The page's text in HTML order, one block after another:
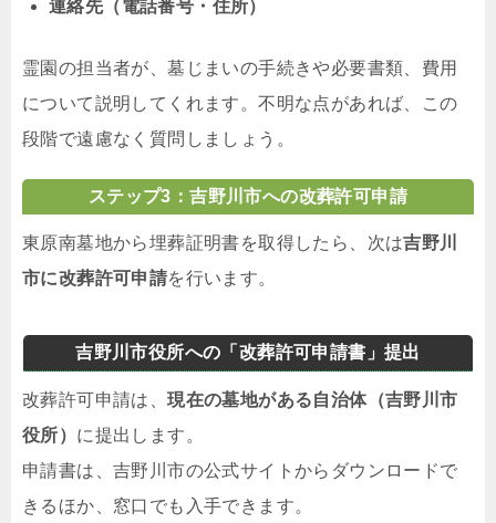
連絡先（電話番号・住所）
霊園の担当者が、墓じまいの手続きや必要書類、費用
について説明してくれます。不明な点があれば、この
段階で遠慮なく質問しましょう。
ステップ3：吉野川市への改葬許可申請
東原南墓地から埋葬証明書を取得したら、次は吉野川
市に改葬許可申請を行います。
吉野川市役所への「改葬許可申請書」提出
改葬許可申請は、現在の墓地がある自治体（吉野川市
役所） に提出します。
申請書は、吉野川市の公式サイトからダウンロードで
きるほか、窓口でも入手できます。